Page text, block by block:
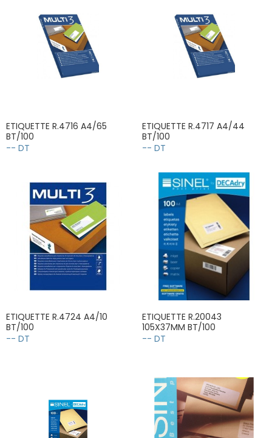
ETIQUETTE R.4716 A4/65
BT/100
-- DT
ETIQUETTE R.4717 A4/44
BT/100
-- DT
ETIQUETTE R.4724 A4/10
BT/100
-- DT
ETIQUETTE R.20043
105X37MM BT/100
-- DT